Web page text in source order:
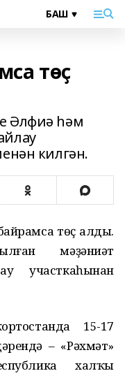
төҫ
Әлфиә һәм
килгән.
төҫ алды.
мәҙәниәт
участкаһынан
15-17
– «Рәхмәт»
халҡы